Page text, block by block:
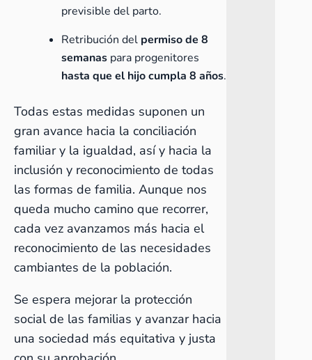
previsible del parto.
Retribución del permiso de 8
semanas para progenitores
hasta que el hijo cumpla 8 años.
Todas estas medidas suponen un
gran avance hacia la conciliación
familiar y la igualdad, así y hacia la
inclusión y reconocimiento de todas
las formas de familia. Aunque nos
queda mucho camino que recorrer,
cada vez avanzamos más hacia el
reconocimiento de las necesidades
cambiantes de la población.
Se espera mejorar la protección
social de las familias y avanzar hacia
una sociedad más equitativa y justa